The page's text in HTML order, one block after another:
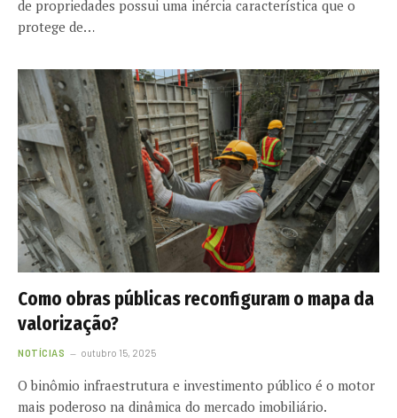
de propriedades possui uma inércia característica que o
protege de…
Como obras públicas reconfiguram o mapa da
valorização?
NOTÍCIAS outubro 15, 2025
O binômio infraestrutura e investimento público é o motor
mais poderoso na dinâmica do mercado imobiliário.